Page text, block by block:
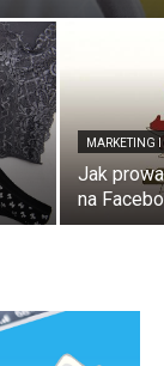
MARKETING
Jak
na